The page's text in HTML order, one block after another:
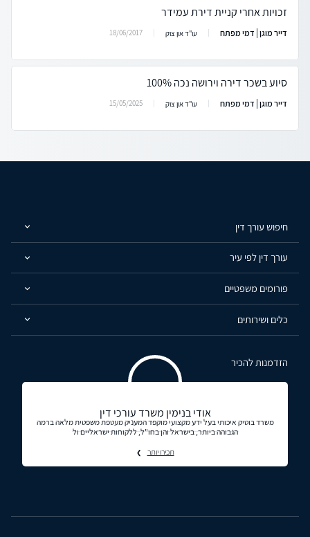
זכויות אחרי קניית דירת עמידר
דייר מוגן | דמי מפתח עו"ד און צוק 18/06/2017
סיוע בשכר דירה וירושה נכה 100%
דייר מוגן | דמי מפתח עו"ד און צוק 15/05/2025
חיפוש עורך דין
עורך דין לפי עיר
פורומים משפטיים
כלים ושירותים
הזדמנות להכיר
אודי בנימין משרד עורכי דין
משרד בוטיק איכותי בעל ידע מקצועי מוקפד המעניק מעטפת משפטית מלאה ברמה
הגבוהה ביותר, בישראל והן בחו"ל, ללקוחות ישראליים ול
תכירו יותר